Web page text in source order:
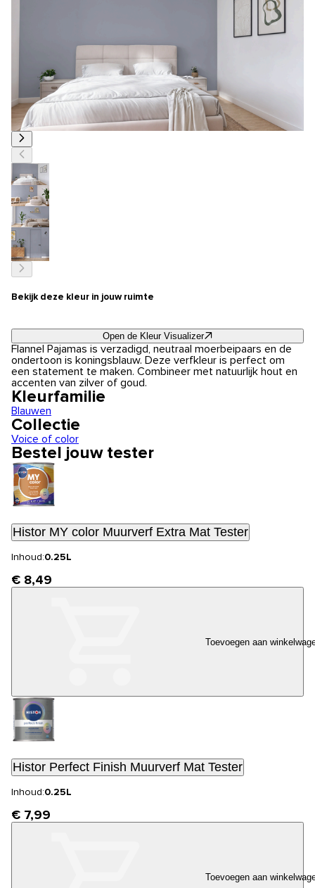
Bekijk deze kleur in jouw ruimte
Open de Kleur Visualizer
Flannel Pajamas is verzadigd, neutraal moerbeipaars en de
ondertoon is koningsblauw. Deze verfkleur is perfect om
een statement te maken. Combineer met natuurlijk hout en
accenten van zilver of goud.
Kleurfamilie
Blauwen
Collectie
Voice of color
Bestel jouw tester
Histor MY color Muurverf Extra Mat Tester
Inhoud:0.25L
€ 8,49
Toevoegen aan
Histor Perfect Finish Muurverf Mat Tester
Inhoud:0.25L
€ 7,99
Toevoegen aan